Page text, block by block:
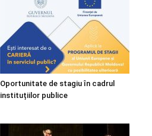
Oportunitate de stagiu în cadrul
instituțiilor publice